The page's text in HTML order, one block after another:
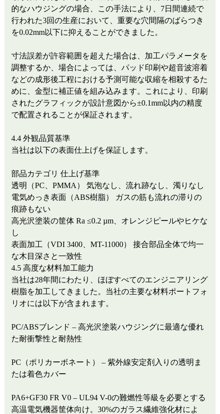
的なハウジングの場合、この手法により、7日間連続で
行われた3回の生産において、重要な穴間隔のばらつき
を0.02mm以下に抑えることができました。
寸法誤差が許容範囲を超えた場合は、加工パラメータを
調整するか、場合によっては、パッド印刷や超音波溶着
などの成形後工程における予測可能な収縮を相殺するた
めに、金型に補正値を組み込みます。これにより、印刷
されたグラフィックが設計意図から±0.1mm以内の精度
で配置されることが保証されます。
4.4 外観品質基準
当社は以下の表面仕上げを保証します。
部品カテゴリ 仕上げ基準
透明（PC、PMMA）
気泡なし、流れ跡なし、濁りなし
電気めっき表面（ABS樹脂）
ガスの筋も流れの滞りの
痕跡もない
高光沢塗装の筐体 Ra ≤0.2 µm、オレンジピールやヒケな
し
表面加工（VDI 3400、MT-11000）
接合部品全体で均一
な木目深さと一致性
4.5 高度な材料加工能力
当社は28年間にわたり、ほぼすべてのエンジニアリング
樹脂を加工してきました。当社の主要な材料ポートフォ
リオには以下が含まれます。
PC/ABSブレンド – 高光沢塗装ハウジングに最適な優れ
た耐衝撃性と耐熱性
PC（ポリカーボネート） – 紫外線安定剤入りの透明ま
たは着色カバー
PA6+GF30 FR V0 – UL94 V-0の難燃性等級を必要とする
高温電気機器筐体向け。30%のガラス繊維強化材によ